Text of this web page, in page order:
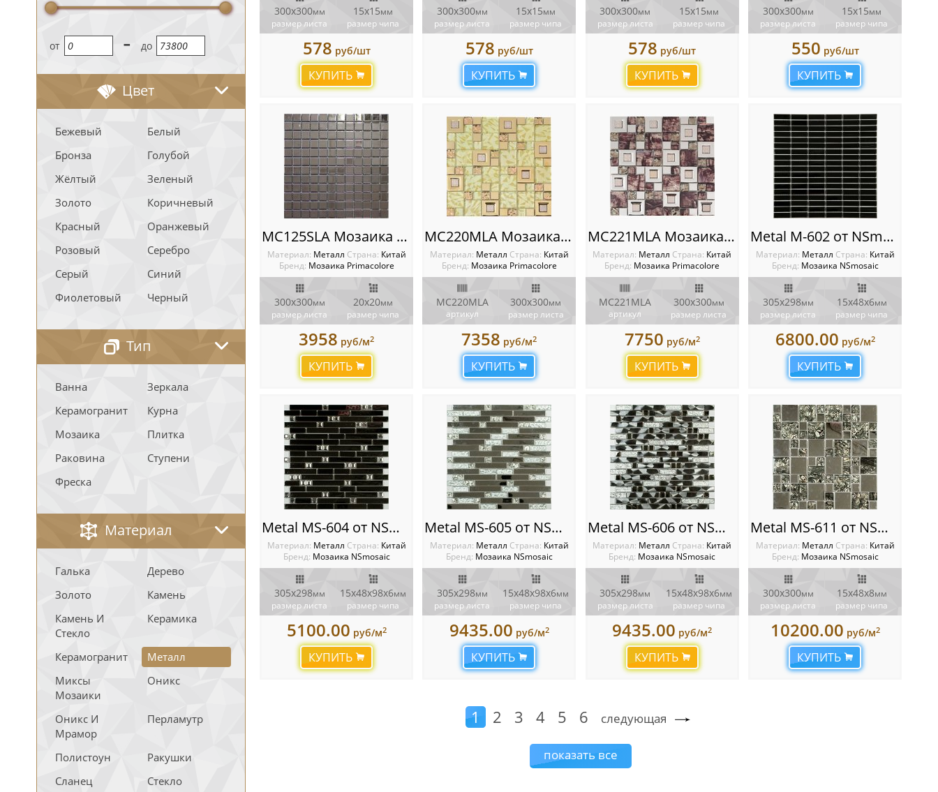
oт - до
Цвет
Бежевый
Белый
Бронза
Голубой
Жёлтый
Зеленый
Золото
Коричневый
Красный
Оранжевый
Розовый
Серебро
Серый
Синий
Фиолетовый
Черный
Тип
Ванна
Зеркала
Керамогранит
Курна
Мозаика
Плитка
Раковина
Ступени
Фреска
Материал
Галька
Дерево
Золото
Камень
Камень И
Стекло
Керамика
Керамогранит
Металл
Миксы
Мозаики
Оникс
Оникс И
Мрамор
Перламутр
Полистоун
Ракушки
Сланец
Стекло
300х300мм
размер листа
15х15мм
размер чипа
578 руб/шт
КУПИТЬ
300х300мм
размер листа
15х15мм
размер чипа
578 руб/шт
КУПИТЬ
300х300мм
размер листа
15х15мм
размер чипа
578 руб/шт
КУПИТЬ
300х300мм
размер листа
15х15мм
размер чипа
550 руб/шт
КУПИТЬ
MC125SLA Мозаика Primacolore
Материал: Металл Cтрана: Китай
Бренд: Мозаика Primacolore
300x300мм
размер листа
20х20мм
размер чипа
3958 руб/м2
КУПИТЬ
MC220MLA Мозаика Primacolore
Материал: Металл Cтрана: Китай
Бренд: Мозаика Primacolore
MC220MLA
артикул
300x300мм
размер листа
7358 руб/м2
КУПИТЬ
MC221MLA Мозаика Primacolore
Материал: Металл Cтрана: Китай
Бренд: Мозаика Primacolore
MC221MLA
артикул
300x300мм
размер листа
7750 руб/м2
КУПИТЬ
Metal M-602 от NSmosaic
Материал: Металл Cтрана: Китай
Бренд: Мозаика NSmosaic
305x298мм
размер листа
15х48х6мм
размер чипа
6800.00 руб/м2
КУПИТЬ
Metal MS-604 от NSmosaic
Материал: Металл Cтрана: Китай
Бренд: Мозаика NSmosaic
305x298мм
размер листа
15х48x98х6мм
размер чипа
5100.00 руб/м2
КУПИТЬ
Metal MS-605 от NSmosaic
Материал: Металл Cтрана: Китай
Бренд: Мозаика NSmosaic
305x298мм
размер листа
15х48x98х6мм
размер чипа
9435.00 руб/м2
КУПИТЬ
Metal MS-606 от NSmosaic
Материал: Металл Cтрана: Китай
Бренд: Мозаика NSmosaic
305x298мм
размер листа
15х48x98х6мм
размер чипа
9435.00 руб/м2
КУПИТЬ
Metal MS-611 от NSmosaic
Материал: Металл Cтрана: Китай
Бренд: Мозаика NSmosaic
300x300мм
размер листа
15х48х8мм
размер чипа
10200.00 руб/м2
КУПИТЬ
1 2 3 4 5 6 следующая
показать все